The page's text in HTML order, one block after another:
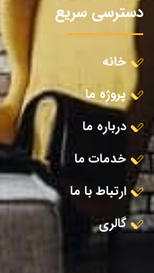
دسترسی سریع
خانه
پروژه ما
درباره ما
خدمات ما
ارتباط با ما
گالری